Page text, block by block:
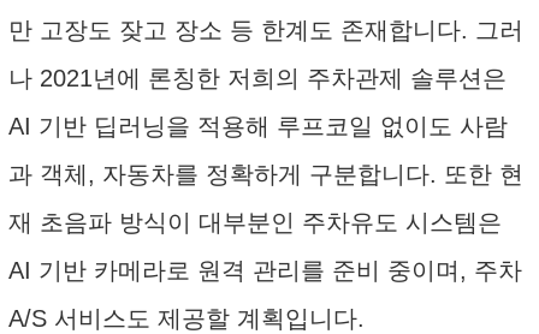
만 고장도 잦고 장소 등 한계도 존재합니다. 그러
나 2021년에 론칭한 저희의 주차관제 솔루션은
AI 기반 딥러닝을 적용해 루프코일 없이도 사람
과 객체, 자동차를 정확하게 구분합니다. 또한 현
재 초음파 방식이 대부분인 주차유도 시스템은
AI 기반 카메라로 원격 관리를 준비 중이며, 주차
A/S 서비스도 제공할 계획입니다.